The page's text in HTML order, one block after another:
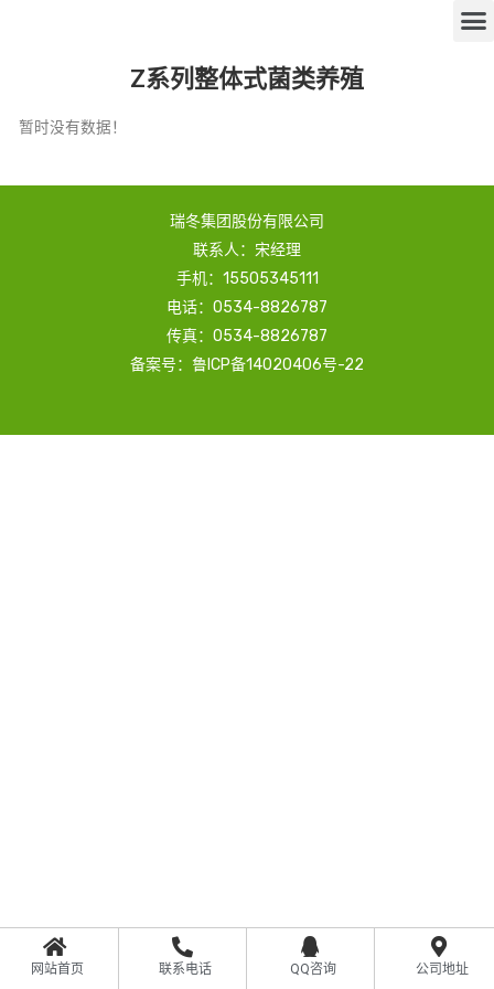
Z系列整体式菌类养殖
暂时没有数据！
瑞冬集团股份有限公司
联系人：宋经理
手机：15505345111
电话：0534-8826787
传真：0534-8826787
备案号：鲁ICP备14020406号-22
网站首页 联系电话 QQ咨询 公司地址